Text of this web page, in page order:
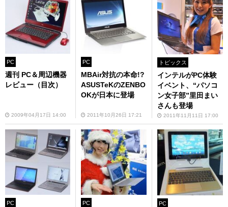
PC
週刊 PC＆周辺機器
レビュー（目次）
2009年04月17日 14:00
PC
MBAir対抗の本命!?
ASUSTeKのZENBO
OKが日本に登場
2011年10月26日 17:21
トピックス
インテルがPC体験
イベント、“パソコ
ン女子部”里田まい
さんも登場
2011年11月11日 17:00
PC PC PC